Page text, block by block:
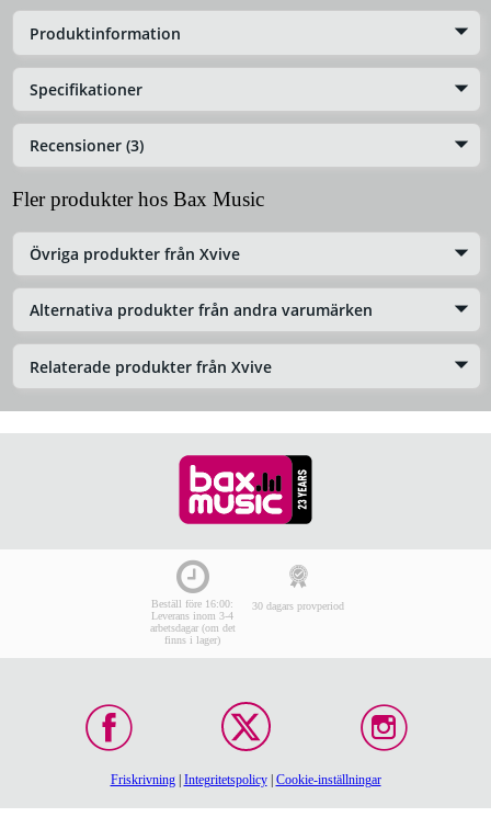
Produktinformation
Specifikationer
Recensioner (3)
Fler produkter hos Bax Music
Övriga produkter från Xvive
Alternativa produkter från andra varumärken
Relaterade produkter från Xvive
Beställ före 16:00:
Leverans inom 3-4
arbetsdagar (om det
finns i lager)
30 dagars provperiod
Friskrivning| Integritetspolicy| Cookie-inställningar